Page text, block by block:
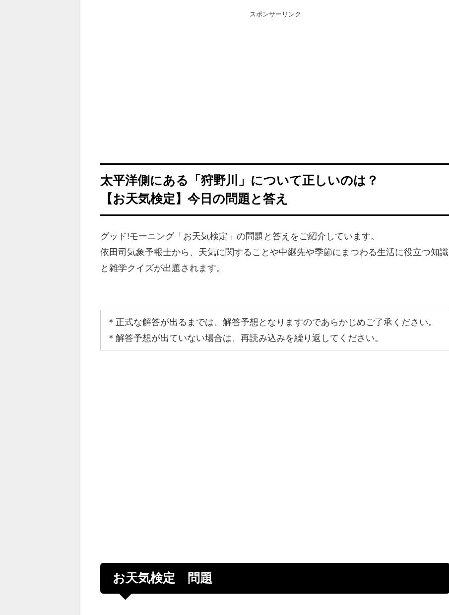
スポンサーリンク
太平洋側にある「狩野川」について正しいのは？
【お天気検定】今日の問題と答え
グッド!モーニング「お天気検定」の問題と答えをご紹介しています。
依田司気象予報士から、天気に関することや中継先や季節にまつわる生活に役立つ知識
と雑学クイズが出題されます。
＊正式な解答が出るまでは、解答予想となりますのであらかじめご了承ください。
＊解答予想が出ていない場合は、再読み込みを繰り返してください。
お天気検定 問題